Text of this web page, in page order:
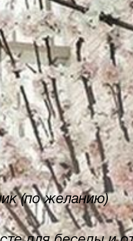
(по желанию)